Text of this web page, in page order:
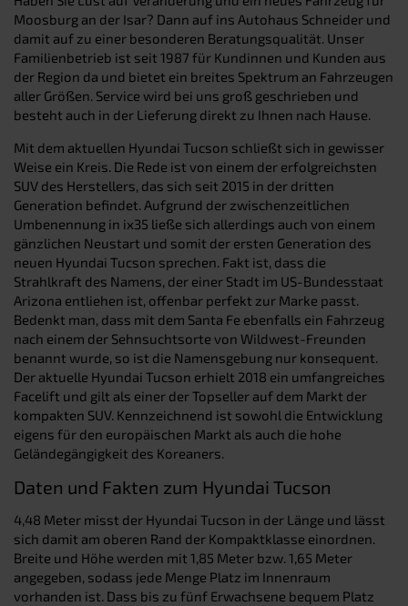
Moosburg an der Isar? Dann auf ins Autohaus Schneider und
damit auf zu einer besonderen Beratungsqualität. Unser
Familienbetrieb ist seit 1987 für Kundinnen und Kunden aus
der Region da und bietet ein breites Spektrum an Fahrzeugen
aller Größen. Service wird bei uns groß geschrieben und
besteht auch in der Lieferung direkt zu Ihnen nach Hause.
Mit dem aktuellen Hyundai Tucson schließt sich in gewisser
Weise ein Kreis. Die Rede ist von einem der erfolgreichsten
SUV des Herstellers, das sich seit 2015 in der dritten
Generation befindet. Aufgrund der zwischenzeitlichen
Umbenennung in ix35 ließe sich allerdings auch von einem
gänzlichen Neustart und somit der ersten Generation des
neuen Hyundai Tucson sprechen. Fakt ist, dass die
Strahlkraft des Namens, der einer Stadt im US-Bundesstaat
Arizona entliehen ist, offenbar perfekt zur Marke passt.
Bedenkt man, dass mit dem Santa Fe ebenfalls ein Fahrzeug
nach einem der Sehnsuchtsorte von Wildwest-Freunden
benannt wurde, so ist die Namensgebung nur konsequent.
Der aktuelle Hyundai Tucson erhielt 2018 ein umfangreiches
Facelift und gilt als einer der Topseller auf dem Markt der
kompakten SUV. Kennzeichnend ist sowohl die Entwicklung
eigens für den europäischen Markt als auch die hohe
Geländegängigkeit des Koreaners.
Daten und Fakten zum Hyundai Tucson
4,48 Meter misst der Hyundai Tucson in der Länge und lässt
sich damit am oberen Rand der Kompaktklasse einordnen.
Breite und Höhe werden mit 1,85 Meter bzw. 1,65 Meter
angegeben, sodass jede Menge Platz im Innenraum
vorhanden ist. Dass bis zu fünf Erwachsene bequem Platz